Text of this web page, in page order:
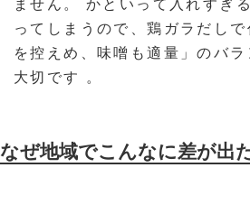
ません。 かといって入れすぎ
ってしまうので、鶏ガラだし
を控えめ、味噌も適量」のバ
大切です 。
なぜ地域でこんなに差が出